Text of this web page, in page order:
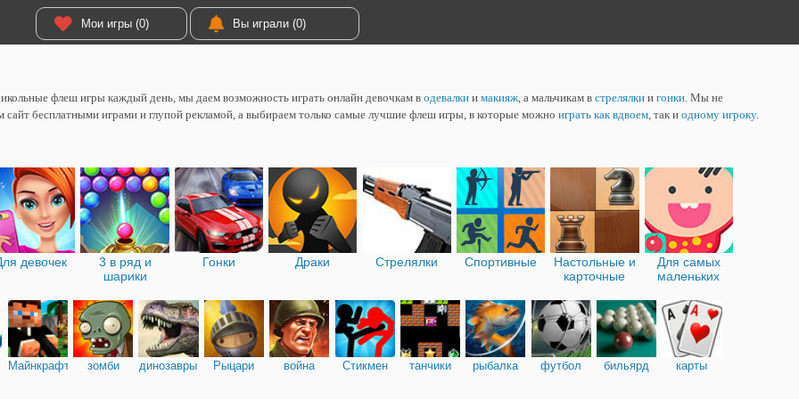
Мои игры (0) Вы играли (0)
флеш игры каждый день, мы даем возможность играть онлайн девочкам в одевалки и макияж, а мальчикам в стрелялки и гонки. Мы не
сайт бесплатными играми и глупой рекламой, а выбираем только самые лучшие флеш игры, в которые можно играть как вдвоем, так и одному игроку.
девочек
3 в ряд и
шарики
Гонки Драки Стрелялки Спортивные
Настольные и
карточные
Для самых
маленьких
Майнкрафт зомби динозавры Рыцари война Стикмен танчики рыбалка футбол бильярд карты